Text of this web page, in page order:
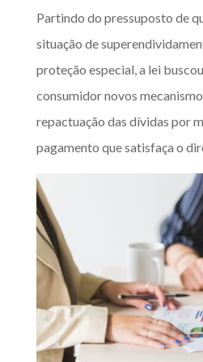
Partindo do pressuposto de
situação de
proteção especial, a lei
consumidor novos
repactuação das dívidas por
pagamento que satisfaça o